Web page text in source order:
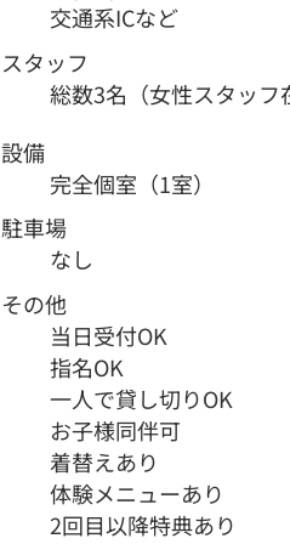
交通系ICなど
スタッフ
総数3名（女性スタッフ
設備
完全個室（1室）
駐車場
なし
その他
当日受付OK
指名OK
一人で貸し切りOK
お子様同伴可
着替えあり
体験メニューあり
2回目以降特典あり